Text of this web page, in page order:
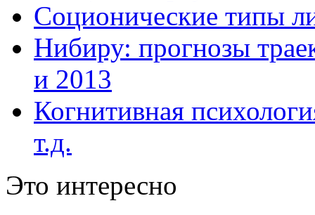
Соционические типы
Нибиру: прогнозы
и 2013
Когнитивная
т.д.
Это интересно